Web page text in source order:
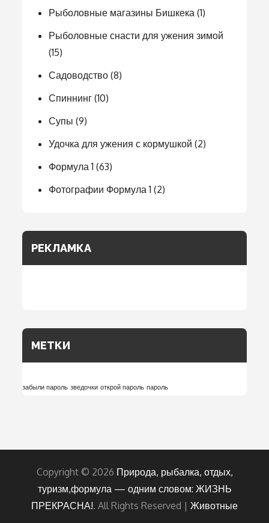
Рыболовные магазины Бишкека (1)
Рыболовные снасти для ужения зимой
(15)
Садоводство (8)
Спиннинг (10)
Супы (9)
Удочка для ужения с кормушкой (2)
Формула 1 (63)
Фотографии Формула 1 (2)
РЕКЛАМКА
МЕТКИ
забыли пароль зведочки открой пароль пароль
Copyright © 2026 Природа, рыбалка, отдых,
туризм,формула — одним словом: ЖИЗНЬ
ПРЕКРАСНА!. All Rights Reserved | Животные